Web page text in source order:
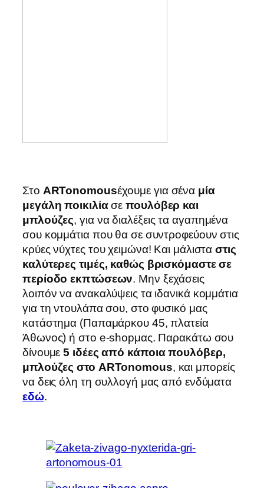
Στο ARTonomousέχουμε για σένα μία
μεγάλη ποικιλίασεπουλόβερ και
μπλούζες, για να διαλέξεις τα αγαπημένα
σου κομμάτια που θα σε συντροφεύουν στις
κρύες νύχτες του χειμώνα! Και μάλισταστις
καλύτερες τιμές, καθώς βρισκόμαστε σε
περίοδο εκπτώσεων. Μην ξεχάσεις
λοιπόν να ανακαλύψεις τα ιδανικά κομμάτια
για τη ντουλάπα σου, στο φυσικό μας
κατάστημα (Παπαμάρκου 45, πλατεία
Άθωνος) ή στο e-shopμας. Παρακάτω σου
δίνουμε5 ιδέες από κάποια πουλόβερ,
μπλούζες στο ARTonomous, και μπορείς
να δεις όλη τη συλλογή μας από ενδύματα
εδώ.